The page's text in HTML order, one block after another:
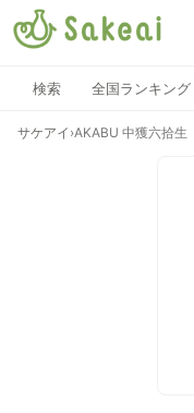
検索 全国ランキング
サケアイ ›AKABU 中獲六拾生